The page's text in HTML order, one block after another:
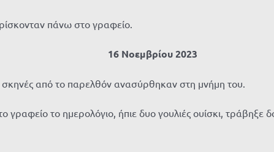
πάνω στο γραφείο.
16 Νοεμβρίου 2023
από το παρελθόν ανασύρθηκαν στη μνήμη του.
γραφείο το ημερολόγιο, ήπιε δυο γουλιές ουίσκι,